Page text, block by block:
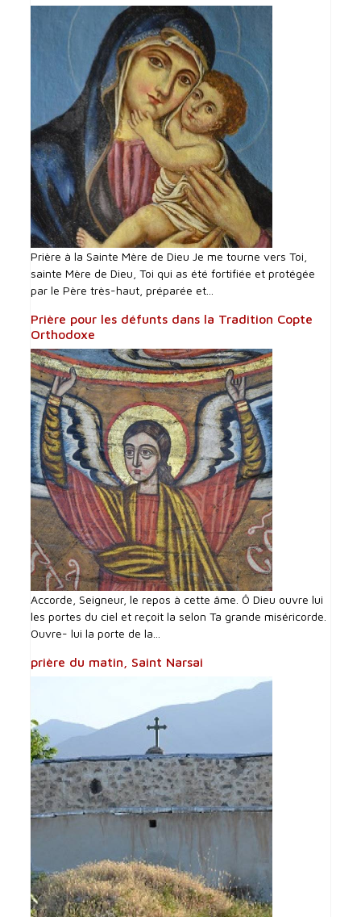
Prière à la Sainte Mère de Dieu Je me tourne vers Toi,
sainte Mère de Dieu, Toi qui as été fortifiée et protégée
par le Père très-haut, préparée et...
Prière pour les défunts dans la Tradition Copte
Orthodoxe
Accorde, Seigneur, le repos à cette âme. Ô Dieu ouvre lui
les portes du ciel et reçoit la selon Ta grande miséricorde.
Ouvre- lui la porte de la...
prière du matin, Saint Narsai